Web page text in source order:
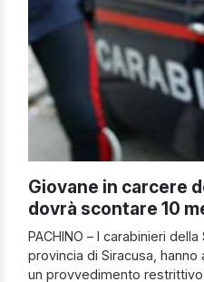
Giovane in carcere
dovrà scontare 10
PACHINO – I carabinieri
provincia di Siracusa,
un provvedimento restrittivo